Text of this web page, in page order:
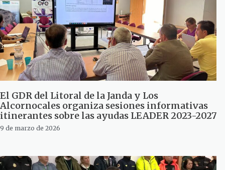
El GDR del Litoral de la Janda y Los
Alcornocales organiza sesiones informativas
itinerantes sobre las ayudas LEADER 2023-2027
9 de marzo de 2026